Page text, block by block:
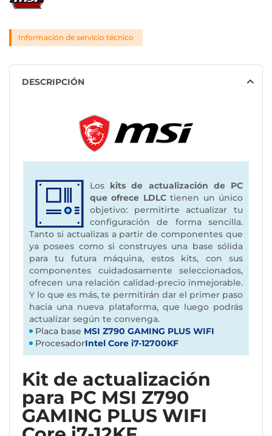
Información de servicio técnico
DESCRIPCIÓN
Los kits de actualización de PC
que ofrece LDLCtienen un único
objetivo: permitirte actualizar tu
configuración de forma sencilla.
Tanto si actualizas a partir de componentes que
ya posees como si construyes una base sólida
para tu futura máquina, estos kits, con sus
componentes cuidadosamente seleccionados,
ofrecen una relación calidad-precio inmejorable.
Y lo que es más, te permitirán dar el primer paso
hacia una nueva plataforma, que luego podrás
actualizar según te convenga.
Placa base MSI Z790 GAMING PLUS WIFI
ProcesadorIntel Core i7-12700KF
Kit de actualización
para PC MSI Z790
GAMING PLUS WIFI